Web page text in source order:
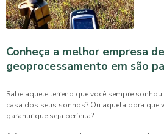
Conheça a melhor empresa de
geoprocessamento em são
Sabe aquele terreno que você sempre
casa dos seus sonhos? Ou aquela obra que
garantir que seja perfeita?